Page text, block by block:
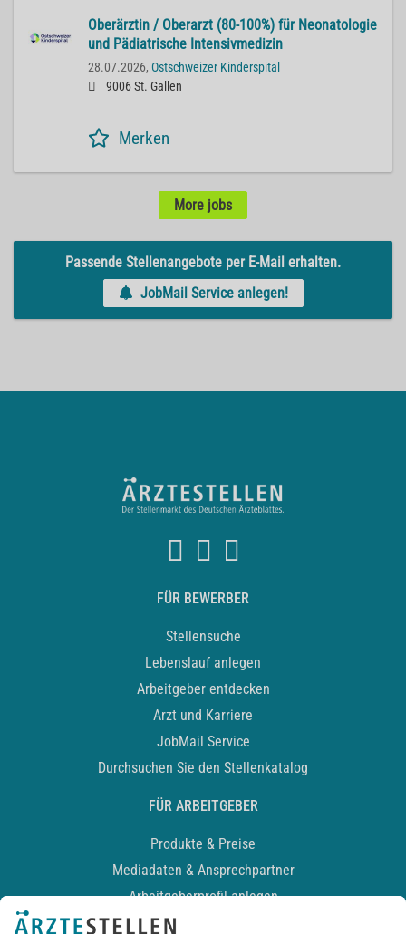
Oberärztin / Oberarzt (80-100%) für Neonatologie
und Pädiatrische Intensivmedizin
28.07.2026, Ostschweizer Kinderspital
9006 St. Gallen
Merken
More jobs
Passende Stellenangebote per E-Mail erhalten.
JobMail Service anlegen!
FÜR BEWERBER
Stellensuche
Lebenslauf anlegen
Arbeitgeber entdecken
Arzt und Karriere
JobMail Service
Durchsuchen Sie den Stellenkatalog
FÜR ARBEITGEBER
Produkte & Preise
Mediadaten & Ansprechpartner
Arbeitgeberprofil anlegen
Recruiting-Podcast